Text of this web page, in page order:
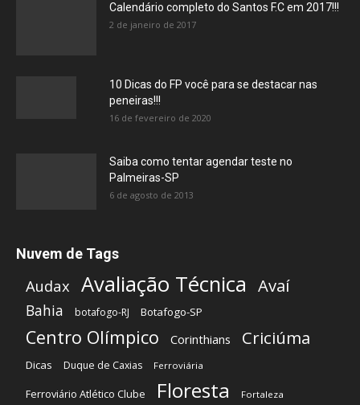
Calendário completo do Santos F.C em 2017!!!
2 de janeiro de 2017
10 Dicas do FP você para se destacar nas
peneiras!!!
16 de fevereiro de 2020
Saiba como tentar agendar teste no
Palmeiras-SP
6 de agosto de 2013
Nuvem de Tags
Audax Avaliação Técnica Avaí
Bahia botafogo-RJ Botafogo-SP
Centro Olímpico Corinthians Criciúma
Dicas Duque de Caxias Ferroviária
Ferroviário Atlético Clube Floresta Fortaleza